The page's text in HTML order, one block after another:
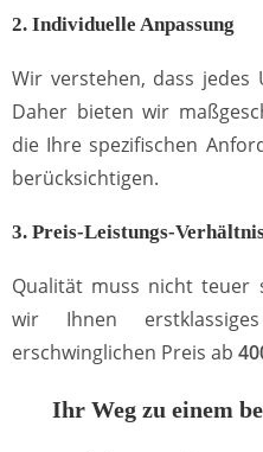
2. Individuelle Anpassung
Wir verstehen, dass jedes
Daher bieten wir
die Ihre spezifischen
berücksichtigen.
3. Preis-Leistungs-
Qualität muss nicht teuer
wir Ihnen
erschwinglichen Preis ab
Ihr Weg zu einem